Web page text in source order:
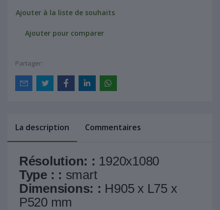
Ajouter à la liste de souhaits
Ajouter pour comparer
Partager:
La description Commentaires
Résolution: : 1920x1080
Type : : smart
Dimensions: : H905 x L75 x
P520 mm